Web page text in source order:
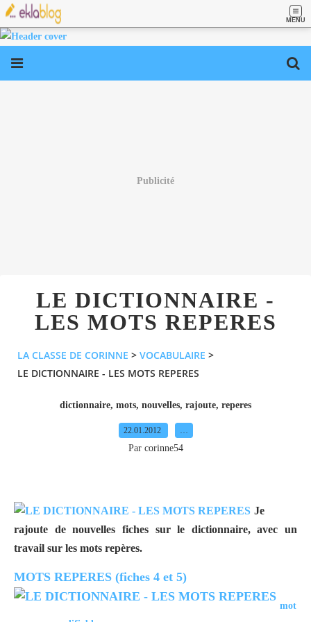
MENU
Publicité
LE DICTIONNAIRE -
LES MOTS REPERES
LA CLASSE DE CORINNE > VOCABULAIRE >
LE DICTIONNAIRE - LES MOTS REPERES
dictionnaire, mots, nouvelles, rajoute, reperes
22.01.2012
Par corinne54
Je
rajoute de nouvelles fiches sur le dictionnaire, avec un
travail sur les mots repères.
MOTS REPERES (fiches 4 et 5)
mot